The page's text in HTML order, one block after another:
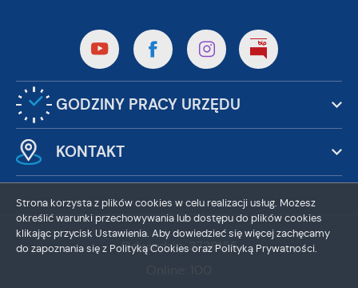
GODZINY PRACY URZĘDU
KONTAKT
Odwiedzin: 3738155
Strona korzysta z plików cookies w celu realizacji usług. Możesz
określić warunki przechowywania lub dostępu do plików cookies
klikając przycisk Ustawienia. Aby dowiedzieć się więcej zachęcamy
do zapoznania się z Polityką Cookies oraz Polityką Prywatności.